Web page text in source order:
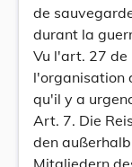
de
durant la
Vu l'art. 27 de
l'organisation
qu'il y a
Art. 7. Die
den
Mitgliedern